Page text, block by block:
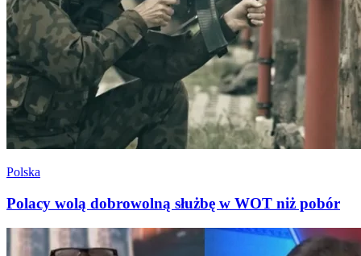
Polska
Polacy wolą dobrowolną służbę w WOT niż pobór